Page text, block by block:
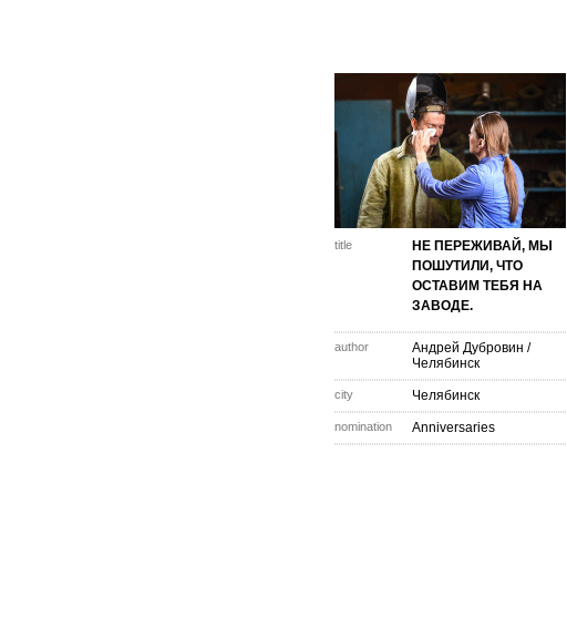
title
НЕ ПЕРЕЖИВАЙ, МЫ
ПОШУТИЛИ, ЧТО
ОСТАВИМ ТЕБЯ НА
ЗАВОДЕ.
author Андрей Дубровин /
Челябинск
city Челябинск
nomination Anniversaries